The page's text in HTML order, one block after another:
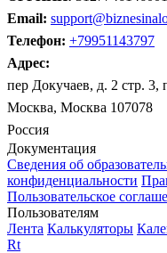
Email:
Телефон: +79951143797
Адрес:
пер Докучаев, д. 2 стр. 3,
Москва, Москва 107078
Россия
Документация
Сведения об
конфиденциальности
Пользовательское
Пользователям
Лента Калькуляторы
Rt